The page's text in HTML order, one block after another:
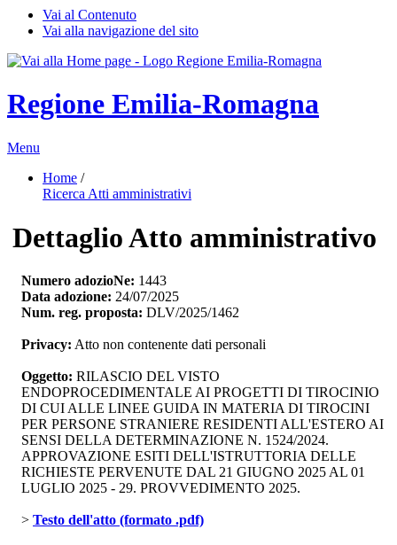
Vai al Contenuto
Vai alla navigazione del sito
Regione Emilia-Romagna
Menu
Home /
Ricerca Atti amministrativi
Dettaglio Atto amministrativo
Numero adozioNe: 1443
Data adozione: 24/07/2025
Num. reg. proposta: DLV/2025/1462
Privacy: Atto non contenente dati personali
Oggetto: RILASCIO DEL VISTO
ENDOPROCEDIMENTALE AI PROGETTI DI TIROCINIO
DI CUI ALLE LINEE GUIDA IN MATERIA DI TIROCINI
PER PERSONE STRANIERE RESIDENTI ALL'ESTERO AI
SENSI DELLA DETERMINAZIONE N. 1524/2024.
APPROVAZIONE ESITI DELL'ISTRUTTORIA DELLE
RICHIESTE PERVENUTE DAL 21 GIUGNO 2025 AL 01
LUGLIO 2025 - 29. PROVVEDIMENTO 2025.
> Testo dell'atto (formato .pdf)